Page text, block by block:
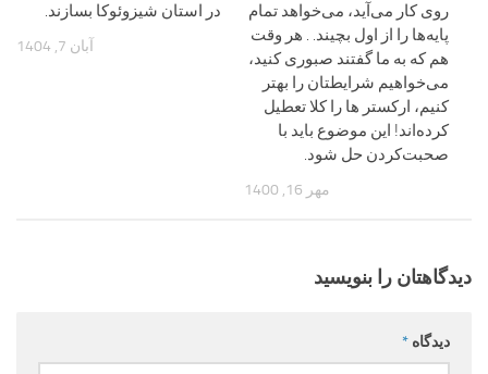
در استان شیزوئوکا بسازند.
آبان 7, 1404
روی کار می‌آید، می‌خواهد تمام
پایه‌ها را از اول بچیند. . هر وقت
هم که به ما گفتند صبوری کنید،
می‌خواهیم شرایطتان را بهتر
کنیم، ارکستر ها را کلا تعطیل
کرده‌اند! این موضوع باید با
صحبت‌کردن حل شود.
مهر 16, 1400
دیدگاهتان را بنویسید
دیدگاه *